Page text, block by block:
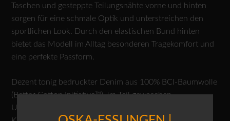
Taschen und gesteppte Teilungsnähte vorne und hinten
sorgen für eine schmale Optik und unterstreichen den
sportlichen Look. Durch den elastischen Bund hinten
bietet das Modell im Alltag besonderen Tragekomfort und
eine perfekte Passform.
Dezent tonig bedruckter Denim aus 100% BCI-Baumwolle
(Better Cotton Initiative™), im Teil gewaschen.
Unregelmäßigkeiten in der Waschung und strapazierte